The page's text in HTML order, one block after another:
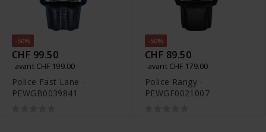
-50%
CHF 99.50
avant CHF 199.00
Police Fast Lane -
PEWGB0039841
-50%
CHF 89.50
avant CHF 179.00
Police Rangy -
PEWGF0021007